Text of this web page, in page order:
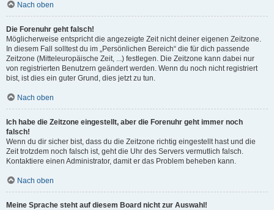
Nach oben
Die Forenuhr geht falsch!
Möglicherweise entspricht die angezeigte Zeit nicht deiner eigenen Zeitzone.
In diesem Fall solltest du im „Persönlichen Bereich“ die für dich passende
Zeitzone (Mitteleuropäische Zeit, ...) festlegen. Die Zeitzone kann dabei nur
von registrierten Benutzern geändert werden. Wenn du noch nicht registriert
bist, ist dies ein guter Grund, dies jetzt zu tun.
Nach oben
Ich habe die Zeitzone eingestellt, aber die Forenuhr geht immer noch
falsch!
Wenn du dir sicher bist, dass du die Zeitzone richtig eingestellt hast und die
Zeit trotzdem noch falsch ist, geht die Uhr des Servers vermutlich falsch.
Kontaktiere einen Administrator, damit er das Problem beheben kann.
Nach oben
Meine Sprache steht auf diesem Board nicht zur Auswahl!